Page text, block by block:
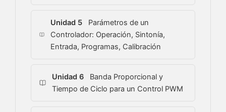
Unidad 5
Parámetros de un
Controlador: Operación, Sintonía,
Entrada, Programas, Calibración
Unidad 6
Banda Proporcional y
Tiempo de Ciclo para un Control PWM